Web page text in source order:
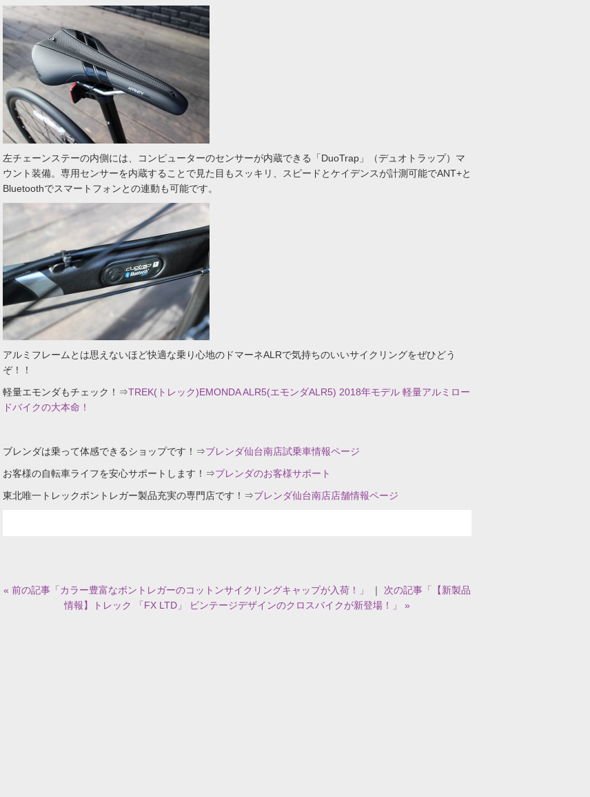
左チェーンステーの内側には、コンピューターのセンサーが内蔵できる「DuoTrap」（デュオトラップ）マ
ウント装備。専用センサーを内蔵することで見た目もスッキリ、スピードとケイデンスが計測可能でANT+と
Bluetoothでスマートフォンとの連動も可能です。
アルミフレームとは思えないほど快適な乗り心地のドマーネALRで気持ちのいいサイクリングをぜひどう
ぞ！！
軽量エモンダもチェック！⇒TREK(トレック)EMONDA ALR5(エモンダALR5) 2018年モデル 軽量アルミロー
ドバイクの大本命！
ブレンダは乗って体感できるショップです！⇒ブレンダ仙台南店試乗車情報ページ
お客様の自転車ライフを安心サポートします！⇒ブレンダのお客様サポート
東北唯一トレックボントレガー製品充実の専門店です！⇒ブレンダ仙台南店店舗情報ページ
« 前の記事「カラー豊富なボントレガーのコットンサイクリングキャップが入荷！」 ｜ 次の記事「【新製品
情報】トレック 「FX LTD」 ビンテージデザインのクロスバイクが新登場！」 »